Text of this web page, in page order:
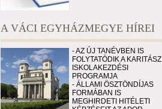
A VÁCI EGYHÁZMEGYE HÍREI
- AZ ÚJ TANÉVBEN IS
FOLYTATÓDIK A KARITÁSZ
ISKOLAKEZDÉSI
PROGRAMJA
- ÁLLAMI ÖSZTÖNDÍJAS
FORMÁBAN IS
MEGHIRDETI HITÉLETI